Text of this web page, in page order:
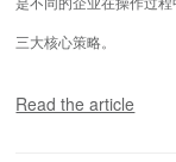
三大核心策略。
Read the article